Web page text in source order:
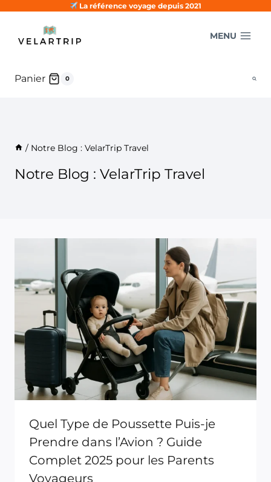
contenu
La référence voyage depuis 2021
MENU
Panier 0
/ Notre Blog : VelarTrip Travel
Notre Blog : VelarTrip Travel
Quel Type de Poussette Puis-je
Prendre dans l’Avion ? Guide
Complet 2025 pour les Parents
Voyageurs